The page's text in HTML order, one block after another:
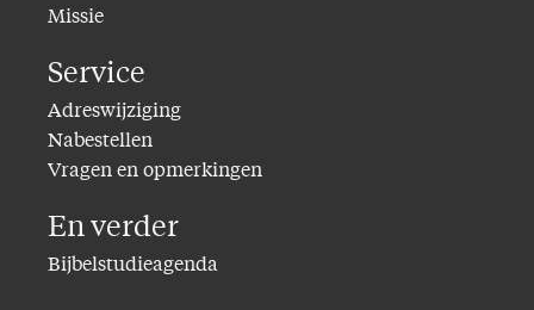
Missie
Service
Adreswijziging
Nabestellen
Vragen en opmerkingen
En verder
Bijbelstudieagenda